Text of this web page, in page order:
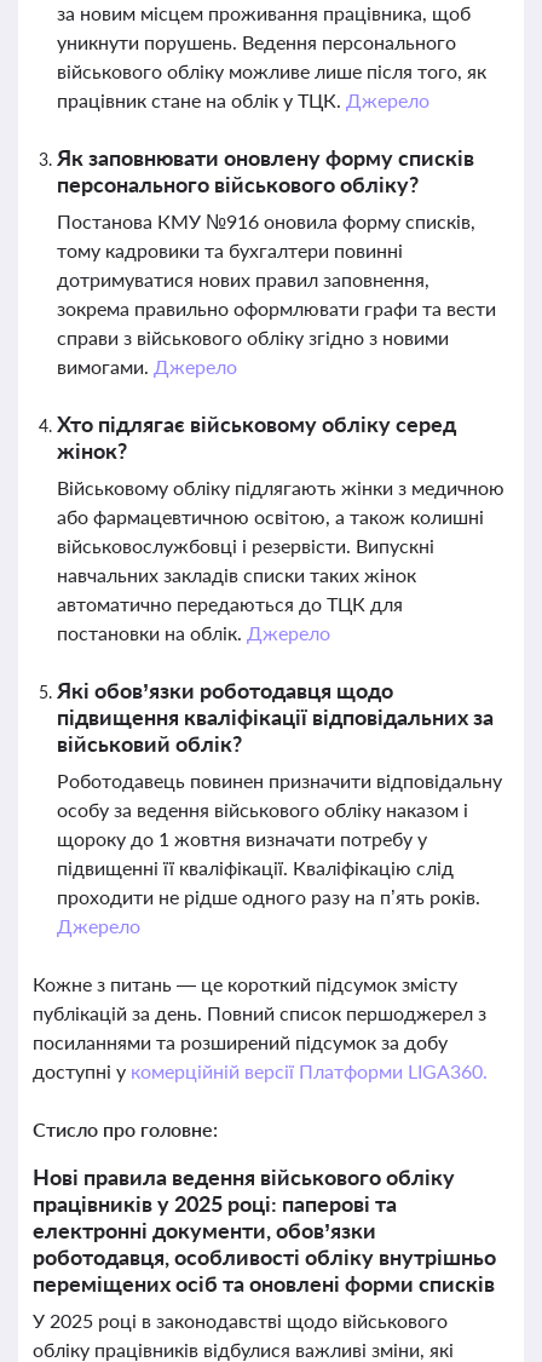
за новим місцем проживання працівника, щоб
уникнути порушень. Ведення персонального
військового обліку можливе лише після того, як
працівник стане на облік у ТЦК. Джерело
Як заповнювати оновлену форму списків
персонального військового обліку?
Постанова КМУ №916 оновила форму списків,
тому кадровики та бухгалтери повинні
дотримуватися нових правил заповнення,
зокрема правильно оформлювати графи та вести
справи з військового обліку згідно з новими
вимогами. Джерело
Хто підлягає військовому обліку серед
жінок?
Військовому обліку підлягають жінки з медичною
або фармацевтичною освітою, а також колишні
військовослужбовці і резервісти. Випускні
навчальних закладів списки таких жінок
автоматично передаються до ТЦК для
постановки на облік. Джерело
Які обов’язки роботодавця щодо
підвищення кваліфікації відповідальних за
військовий облік?
Роботодавець повинен призначити відповідальну
особу за ведення військового обліку наказом і
щороку до 1 жовтня визначати потребу у
підвищенні її кваліфікації. Кваліфікацію слід
проходити не рідше одного разу на п’ять років.
Джерело
Кожне з питань — це короткий підсумок змісту
публікацій за день. Повний список першоджерел з
посиланнями та розширений підсумок за добу
доступні у комерційній версії Платформи LIGA360.
Стисло про головне:
Нові правила ведення військового обліку
працівників у 2025 році: паперові та
електронні документи, обов’язки
роботодавця, особливості обліку внутрішньо
переміщених осіб та оновлені форми списків
У 2025 році в законодавстві щодо військового
обліку працівників відбулися важливі зміни, які